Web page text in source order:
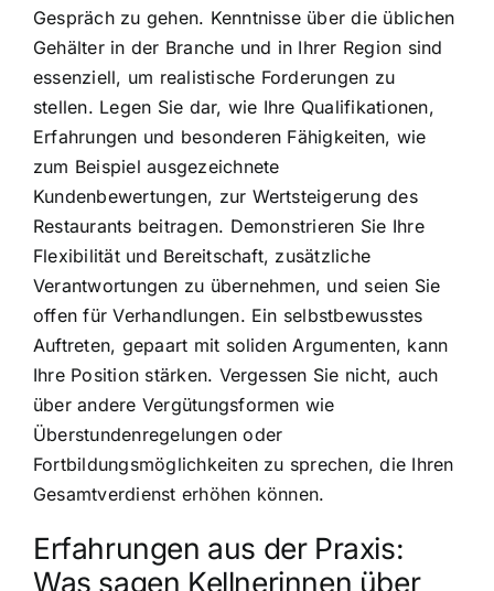
Gespräch zu gehen. Kenntnisse über die üblichen
Gehälter in der Branche und in Ihrer Region sind
essenziell, um realistische Forderungen zu
stellen. Legen Sie dar, wie Ihre Qualifikationen,
Erfahrungen und besonderen Fähigkeiten, wie
zum Beispiel ausgezeichnete
Kundenbewertungen, zur Wertsteigerung des
Restaurants beitragen. Demonstrieren Sie Ihre
Flexibilität und Bereitschaft, zusätzliche
Verantwortungen zu übernehmen, und seien Sie
offen für Verhandlungen. Ein selbstbewusstes
Auftreten, gepaart mit soliden Argumenten, kann
Ihre Position stärken. Vergessen Sie nicht, auch
über andere Vergütungsformen wie
Überstundenregelungen oder
Fortbildungsmöglichkeiten zu sprechen, die Ihren
Gesamtverdienst erhöhen können.
Erfahrungen aus der Praxis:
Was sagen Kellnerinnen über